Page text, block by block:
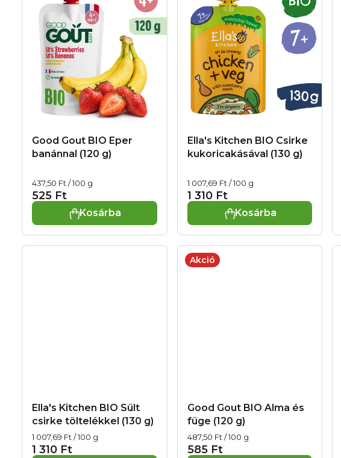
d
e
z
é
s
e
t
Good Gout BIO Eper
banánnal (120 g)
525 Ft
Egységár:
437,50 Ft / 100 g
Kosárba
Ella's Kitchen BIO Csirke
kukoricakásával (130 g)
1 310 Ft
Egységár:
1 007,69 Ft / 100 g
Kosárba
Ella's Kitchen BIO Sült
csirke töltelékkel (130 g)
1 310 Ft
Egységár:
1 007,69 Ft / 100 g
Akció
Good Gout BIO Alma és
füge (120 g)
585 Ft
Egységár:
487,50 Ft / 100 g